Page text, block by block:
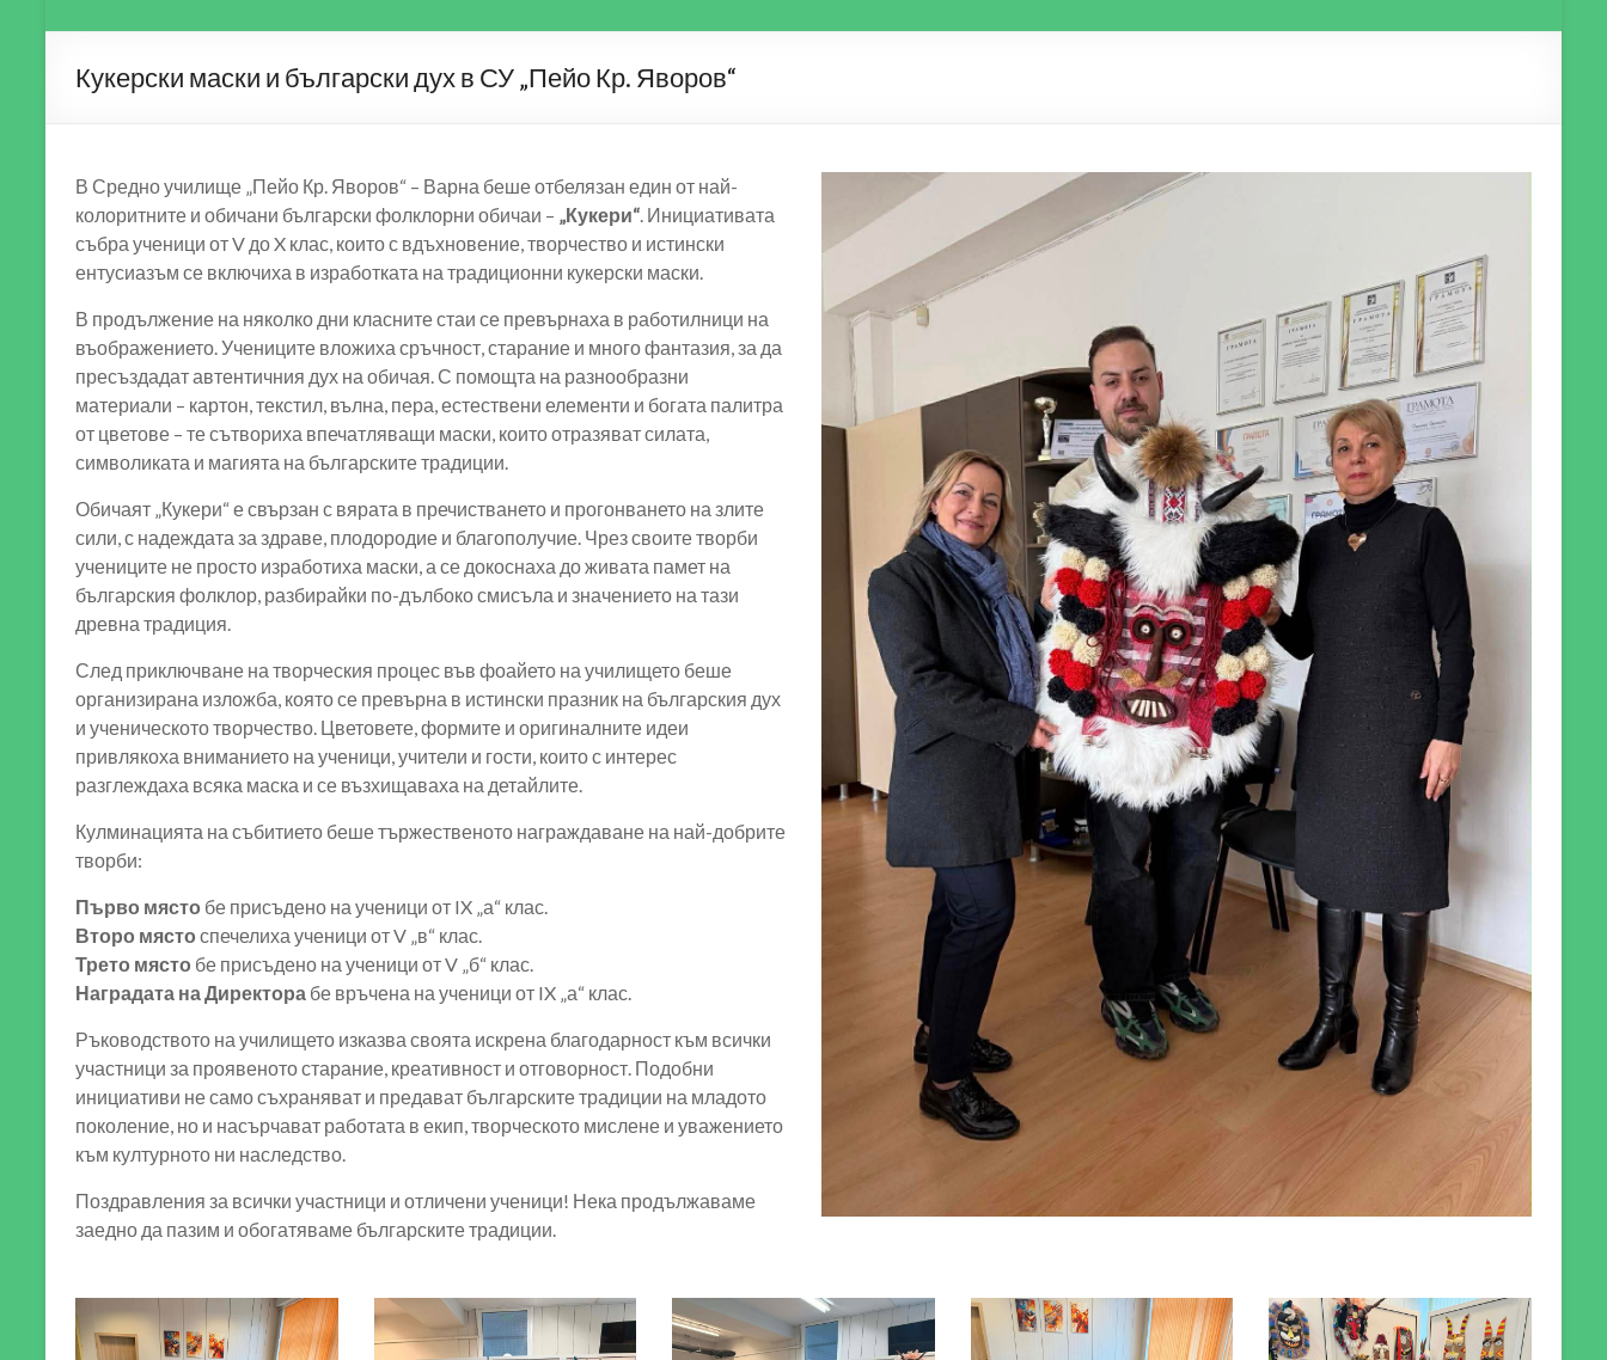
Кукерски маски и български дух в СУ „Пейо Кр. Яворов“
В Средно училище „Пейо Кр. Яворов“ – Варна беше отбелязан един от най-
колоритните и обичани български фолклорни обичаи – „Кукери“ . Инициативата
събра ученици от V до X клас, които с вдъхновение, творчество и истински
ентусиазъм се включиха в изработката на традиционни кукерски маски.
В продължение на няколко дни класните стаи се превърнаха в работилници на
въображението. Учениците вложиха сръчност, старание и много фантазия, за да
пресъздадат автентичния дух на обичая. С помощта на разнообразни
материали – картон, текстил, вълна, пера, естествени елементи и богата палитра
от цветове – те сътвориха впечатляващи маски, които отразяват силата,
символиката и магията на българските традиции.
Обичаят „Кукери“ е свързан с вярата в пречистването и прогонването на злите
сили, с надеждата за здраве, плодородие и благополучие. Чрез своите творби
учениците не просто изработиха маски, а се докоснаха до живата памет на
българския фолклор, разбирайки по-дълбоко смисъла и значението на тази
древна традиция.
След приключване на творческия процес във фоайето на училището беше
организирана изложба, която се превърна в истински празник на българския дух
и ученическото творчество. Цветовете, формите и оригиналните идеи
привлякоха вниманието на ученици, учители и гости, които с интерес
разглеждаха всяка маска и се възхищаваха на детайлите.
Кулминацията на събитието беше тържественото награждаване на най-добрите
творби:
Първо място бе присъдено на ученици от IX „а“ клас.
Второ място спечелиха ученици от V „в“ клас.
Трето място бе присъдено на ученици от V „б“ клас.
Наградата на Директора бе връчена на ученици от IX „а“ клас.
Ръководството на училището изказва своята искрена благодарност към всички
участници за проявеното старание, креативност и отговорност. Подобни
инициативи не само съхраняват и предават българските традиции на младото
поколение, но и насърчават работата в екип, творческото мислене и уважението
към културното ни наследство.
Поздравления за всички участници и отличени ученици! Нека продължаваме
заедно да пазим и обогатяваме българските традиции.